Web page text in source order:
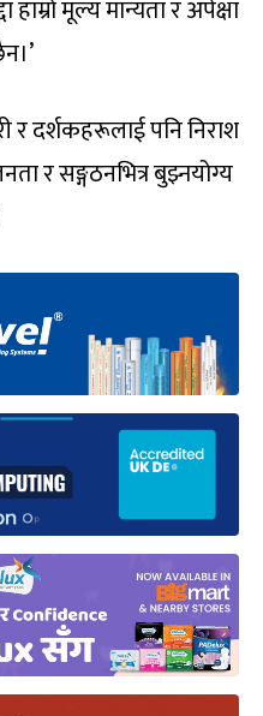
मूल्य मान्यता र अपेक्षा
र दर्शकहरूलाई पनि निराश
र सङ्गठनभित्र बुझ्नयोग्य